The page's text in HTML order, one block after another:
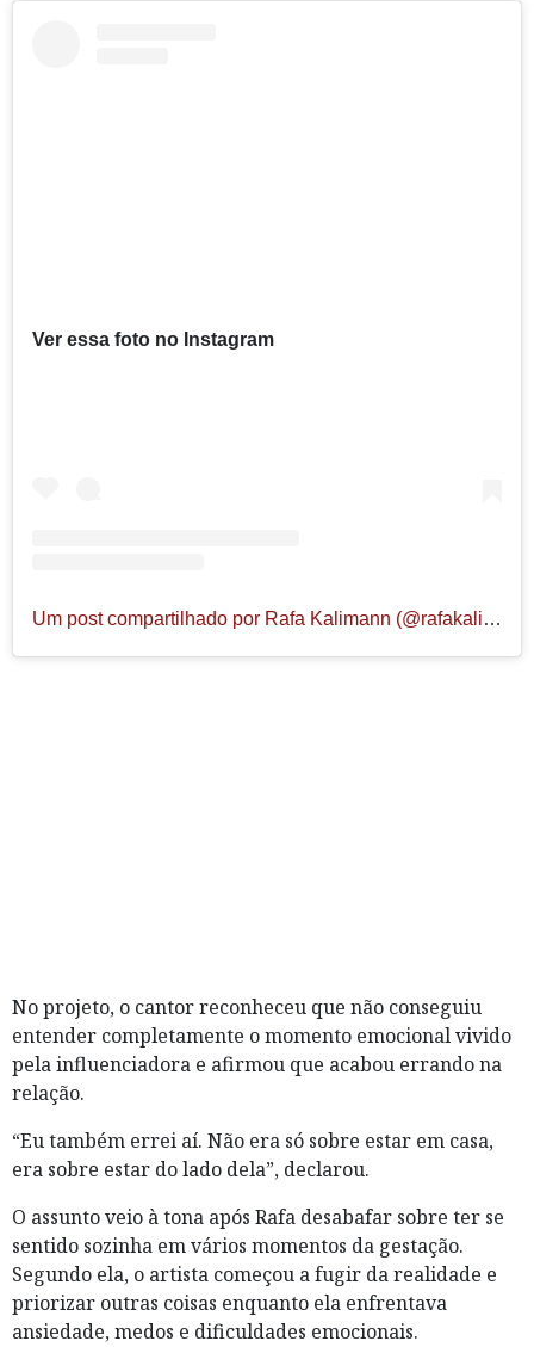
Ver essa foto no Instagram
Um post compartilhado por Rafa Kalimann (@rafakalimann)
No projeto, o cantor reconheceu que não conseguiu
entender completamente o momento emocional vivido
pela influenciadora e afirmou que acabou errando na
relação.
“Eu também errei aí. Não era só sobre estar em casa,
era sobre estar do lado dela”, declarou.
O assunto veio à tona após Rafa desabafar sobre ter se
sentido sozinha em vários momentos da gestação.
Segundo ela, o artista começou a fugir da realidade e
priorizar outras coisas enquanto ela enfrentava
ansiedade, medos e dificuldades emocionais.